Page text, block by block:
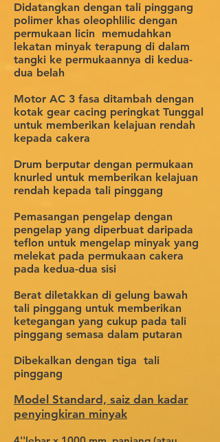
Didatangkan dengan tali pinggang
polimer khas oleophlilic dengan
permukaan licin
memudahkan
lekatan minyak terapung di dalam
tangki ke permukaannya di kedua-
dua belah
Motor AC 3 fasa ditambah dengan
kotak gear cacing peringkat Tunggal
untuk memberikan kelajuan rendah
kepada cakera
Drum berputar dengan permukaan
knurled untuk memberikan kelajuan
rendah kepada tali pinggang
Pemasangan pengelap dengan
pengelap yang diperbuat daripada
teflon untuk mengelap minyak yang
melekat pada permukaan cakera
pada kedua-dua sisi
Berat diletakkan di gelung bawah
tali pinggang untuk memberikan
ketegangan yang cukup pada tali
pinggang semasa dalam putaran
Dibekalkan dengan tiga tali
pinggang
Model Standard, saiz dan kadar
penyingkiran minyak